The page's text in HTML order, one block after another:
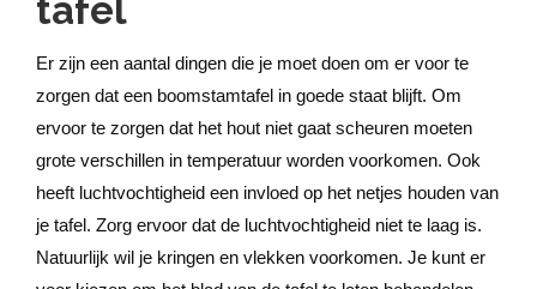
tafel
Er zijn een aantal dingen die je moet doen om er voor te
zorgen dat een boomstamtafel in goede staat blijft. Om
ervoor te zorgen dat het hout niet gaat scheuren moeten
grote verschillen in temperatuur worden voorkomen. Ook
heeft luchtvochtigheid een invloed op het netjes houden van
je tafel. Zorg ervoor dat de luchtvochtigheid niet te laag is.
Natuurlijk wil je kringen en vlekken voorkomen. Je kunt er